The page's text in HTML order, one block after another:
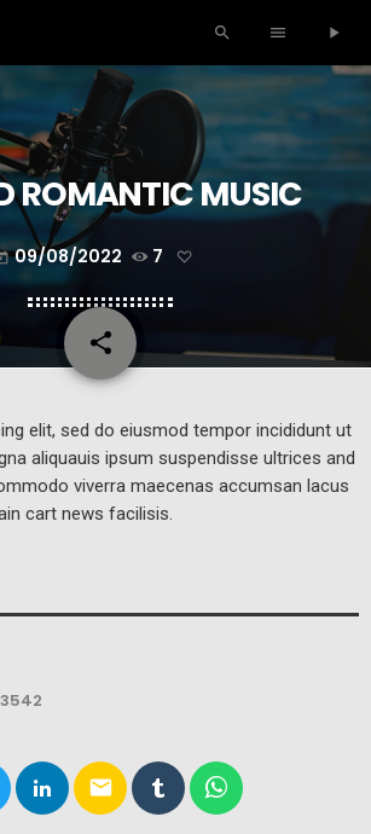
search menu play_arrow
ROMANTIC MUSIC
09/08/2022 7
share
email
elit, sed do eiusmod tempor incididunt ut
aliquauis ipsum suspendisse ultrices and
viverra maecenas accumsan lacus
cart news facilisis.
email